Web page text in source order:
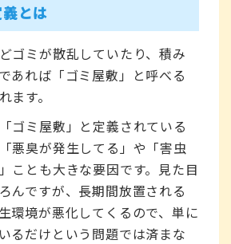
とは
ゴミが散乱していたり、積み
あれば「ゴミ屋敷」と呼べる
ます。
ゴミ屋敷」と定義されている
悪臭が発生してる」や「害虫
ことも大きな要因です。見た目
んですが、長期間放置される
環境が悪化してくるので、単に
るだけという問題では済まな